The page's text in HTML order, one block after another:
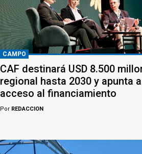
CAMPO
CAF destinará USD 8.500
regional hasta 2030 y apunta
acceso al financiamiento
Por REDACCION